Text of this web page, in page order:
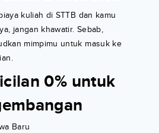
kuliah di STTB dan kamu
jangan khawatir. Sebab,
mimpimu untuk masuk ke
0% untuk
Baru